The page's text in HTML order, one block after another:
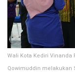
Wali Kota Kediri Vinanda
Qowimuddin melakukan